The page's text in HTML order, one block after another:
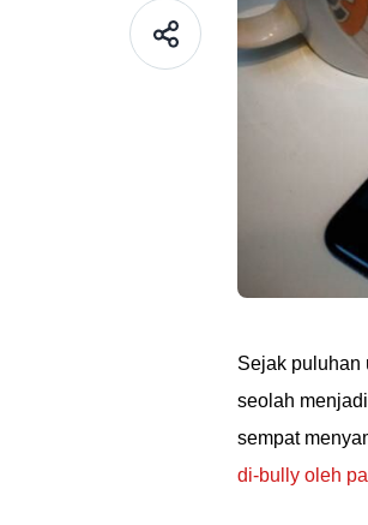
Sejak puluhan
seolah
sempat
di-bully oleh